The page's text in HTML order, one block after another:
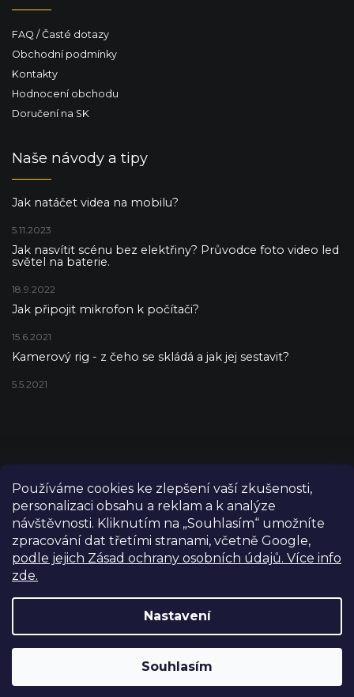
Používáme cookies ke zlepšení vaší zkušenosti,
personalizaci obsahu a reklam a k analýze
návštěvnosti. Kliknutím na „Souhlasím“ umožníte
zpracování dat třetími stranami, včetně Google,
podle jejich Zásad ochrany osobních údajů. Více info
zde.
Nastavení
Souhlasím
Výdejní sklad Praha: PO–PÁ 8:00–16:00. Při objednání a
FAQ / Časté dotazy
Obchodní podmínky
Kontakty
Hodnocení obchodu
Doručení na SK
Naše návody a tipy
Jak natáčet videa na mobilu?
5.11.2023
Jak nasvítit scénu bez elektřiny? Průvodce foto video led
světel na baterie.
18.9.2022
Jak připojit mikrofon k počítači?
15.6.2021
Kamerový rig - z čeho se skládá a jak jej sestavit?
5.5.2021
Vytvořil Shoptet
Copyright 2026FILM-TECHNIKA. Všechna práva vyhrazena.
Upravit nastavení cookies